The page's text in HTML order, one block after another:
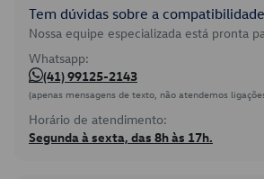
Tem dúvidas sobre a
Nossa equipe especializada está pronta
Whatsapp:
(41) 99125-2143
(apenas mensagens de texto, não atendemos
Horário de atendimento:
Segunda à sexta, das 8h às 17h.